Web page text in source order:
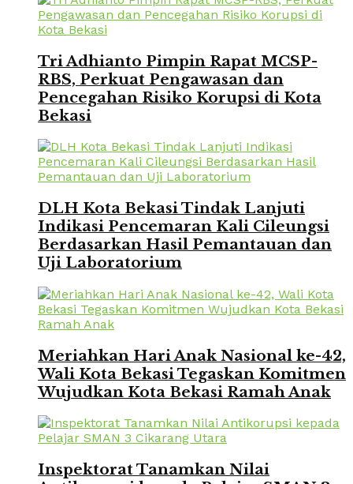
Tri Adhianto Pimpin Rapat MCSP-
RBS, Perkuat Pengawasan dan
Pencegahan Risiko Korupsi di Kota
Bekasi
DLH Kota Bekasi Tindak Lanjuti
Indikasi Pencemaran Kali Cileungsi
Berdasarkan Hasil Pemantauan dan
Uji Laboratorium
Meriahkan Hari Anak Nasional ke-42,
Wali Kota Bekasi Tegaskan Komitmen
Wujudkan Kota Bekasi Ramah Anak
Inspektorat Tanamkan Nilai